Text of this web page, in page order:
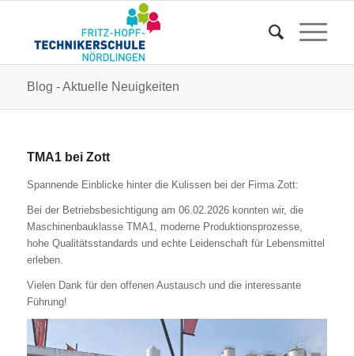
Blog - Aktuelle Neuigkeiten
TMA1 bei Zott
Spannende Einblicke hinter die Kulissen bei der Firma Zott:
Bei der Betriebsbesichtigung am 06.02.2026 konnten wir, die
Maschinenbauklasse TMA1, moderne Produktionsprozesse,
hohe Qualitätsstandards und echte Leidenschaft für Lebensmittel
erleben.
Vielen Dank für den offenen Austausch und die interessante
Führung!